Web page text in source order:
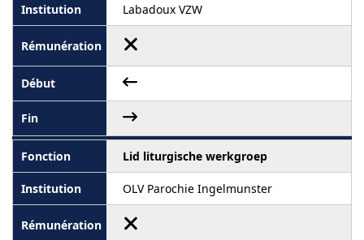
Labadoux VZW
Lid liturgische werkgroep
OLV Parochie Ingelmunster